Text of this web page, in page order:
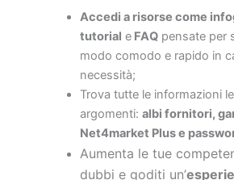
Accedi a risorse come
tutorial eFAQpensate per
modo comodo e rapido in
necessità;
Trova tutte le informazioni
argomenti: albi fornitori,
Net4market Plus e
Aumenta le tue
dubbi e goditi un’